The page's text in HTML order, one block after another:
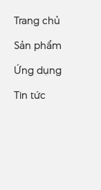
Trang chủ
Sản phẩm
Ứng dụng
Tin tức